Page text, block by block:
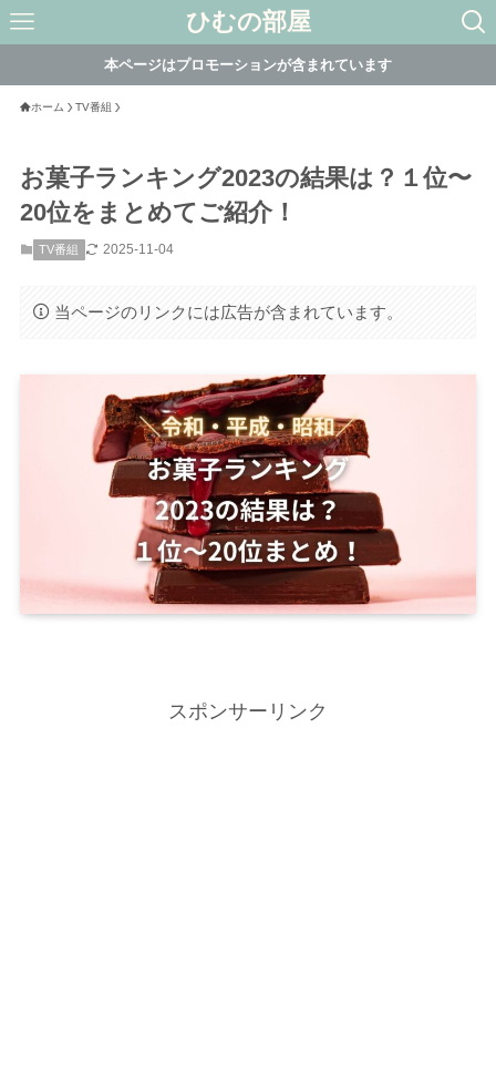
ひむの部屋
本ページはプロモーションが含まれています
ホーム TV番組
お菓子ランキング2023の結果は？１位〜
20位をまとめてご紹介！
TV番組 2025-11-04
当ページのリンクには広告が含まれています。
スポンサーリンク